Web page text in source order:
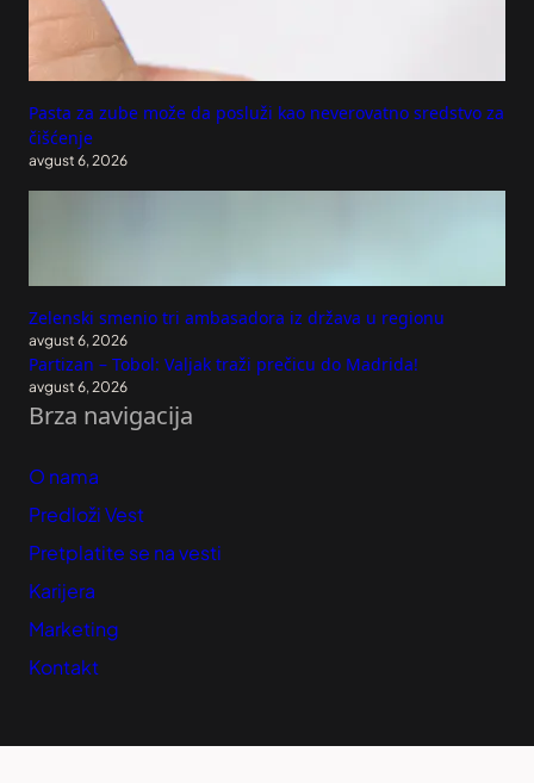
Pasta za zube može da posluži kao neverovatno sredstvo za
čišćenje
avgust 6, 2026
Zelenski smenio tri ambasadora iz država u regionu
avgust 6, 2026
Partizan – Tobol: Valjak traži prečicu do Madrida!
avgust 6, 2026
Brza navigacija
O nama
Predloži Vest
Pretplatite se na vesti
Karijera
Marketing
Kontakt